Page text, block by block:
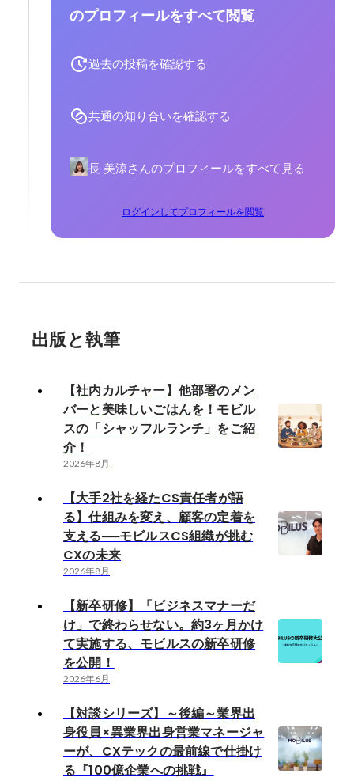
のプロフィールをすべて閲覧
過去の投稿を確認する
共通の知り合いを確認する
長 美涼さんのプロフィールをすべて見る
ログインしてプロフィールを閲覧
出版と執筆
【社内カルチャー】他部署のメン
バーと美味しいごはんを！モビル
スの「シャッフルランチ」をご紹
介！
2026年8月
【大手2社を経たCS責任者が語
る】仕組みを変え、顧客の定着を
支える──モビルスCS組織が挑む
CXの未来
2026年8月
【新卒研修】「ビジネスマナーだ
け」で終わらせない。約3ヶ月かけ
て実施する、モビルスの新卒研修
を公開！
2026年6月
【対談シリーズ】～後編～業界出
身役員×異業界出身営業マネージャ
ーが、CXテックの最前線で仕掛け
る『100億企業への挑戦』